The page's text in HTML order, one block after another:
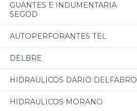
GUANTES E INDUMENTARIA
SEGOD
AUTOPERFORANTES TEL
DELBRE
HIDRAULICOS DARIO DELFABRO
HIDRAULICOS MORANO